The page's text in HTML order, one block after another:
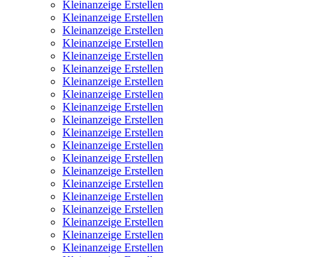
Kleinanzeige Erstellen
Kleinanzeige Erstellen
Kleinanzeige Erstellen
Kleinanzeige Erstellen
Kleinanzeige Erstellen
Kleinanzeige Erstellen
Kleinanzeige Erstellen
Kleinanzeige Erstellen
Kleinanzeige Erstellen
Kleinanzeige Erstellen
Kleinanzeige Erstellen
Kleinanzeige Erstellen
Kleinanzeige Erstellen
Kleinanzeige Erstellen
Kleinanzeige Erstellen
Kleinanzeige Erstellen
Kleinanzeige Erstellen
Kleinanzeige Erstellen
Kleinanzeige Erstellen
Kleinanzeige Erstellen